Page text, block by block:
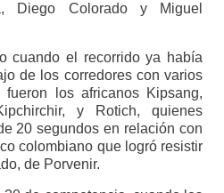
Diego Colorado y Miguel
cuando el recorrido ya había
de los corredores con varios
fueron los africanos Kipsang,
y Rotich, quienes
20 segundos en relación con
colombiano que logró resistir
de Porvenir.